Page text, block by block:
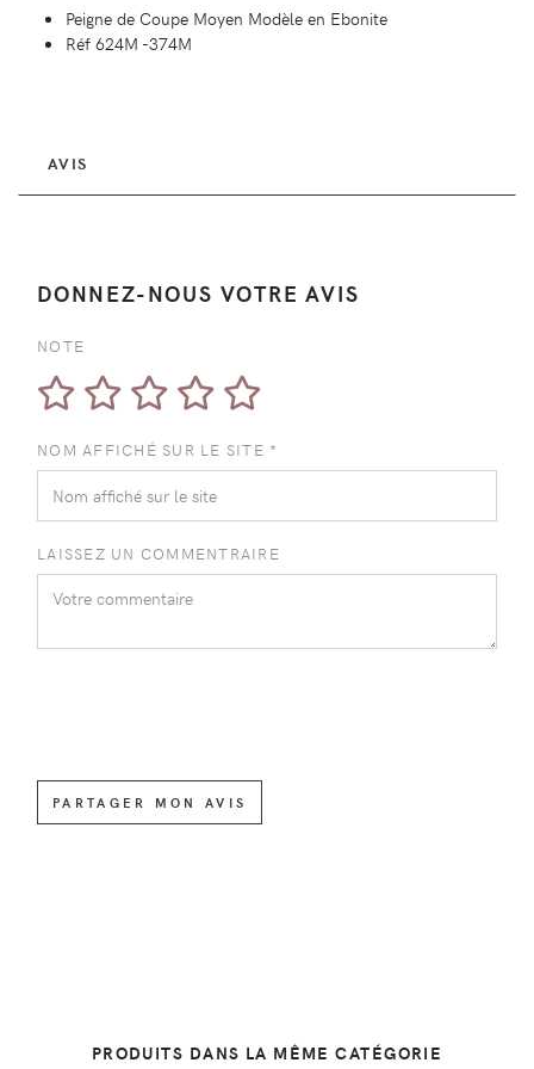
Peigne de Coupe Moyen Modèle en Ebonite
Réf 624M -374M
AVIS
DONNEZ-NOUS VOTRE AVIS
NOTE
NOM AFFICHÉ SUR LE SITE *
LAISSEZ UN COMMENTRAIRE
PARTAGER MON AVIS
PRODUITS DANS LA MÊME CATÉGORIE